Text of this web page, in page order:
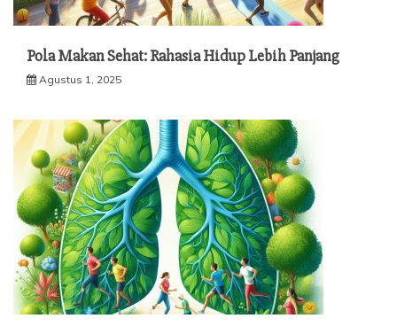
Pola Makan Sehat: Rahasia Hidup Lebih Panjang
Agustus 1, 2025